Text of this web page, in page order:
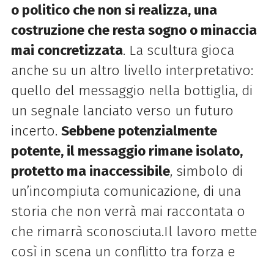
o politico che non si realizza, una
costruzione che resta sogno o minaccia
mai concretizzata. La scultura gioca
anche su un altro livello interpretativo:
quello del messaggio nella bottiglia, di
un segnale lanciato verso un futuro
incerto. Sebbene potenzialmente
potente, il messaggio rimane isolato,
protetto ma inaccessibile, simbolo di
un’incompiuta comunicazione, di una
storia che non verrà mai raccontata o
che rimarrà sconosciuta.Il lavoro mette
così in scena un conflitto tra forza e